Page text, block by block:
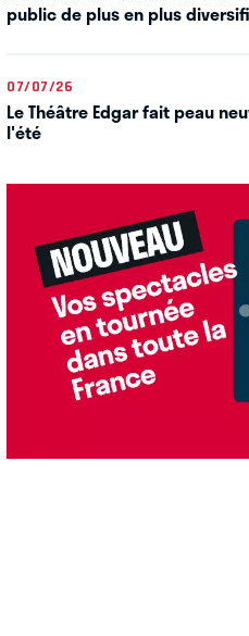
public de plus en plus
07/07/26
Le Théâtre Edgar fait peau
l'été